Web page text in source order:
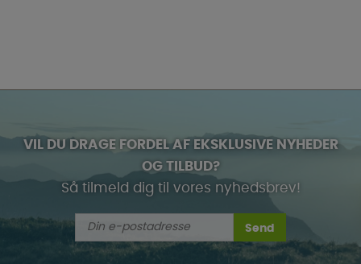
VIL DU DRAGE FORDEL AF EKSKLUSIVE NYHEDER
OG TILBUD?
Så tilmeld dig til vores nyhedsbrev!
Send